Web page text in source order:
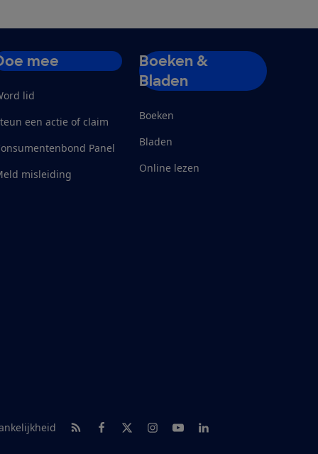
mee
lid
een actie of claim
Panel
misleiding
Boeken &
Bladen
Boeken
Bladen
Online lezen
RSS-feed nieuws
Facebook
TwitterInstagram
YoutubeLinkedIn